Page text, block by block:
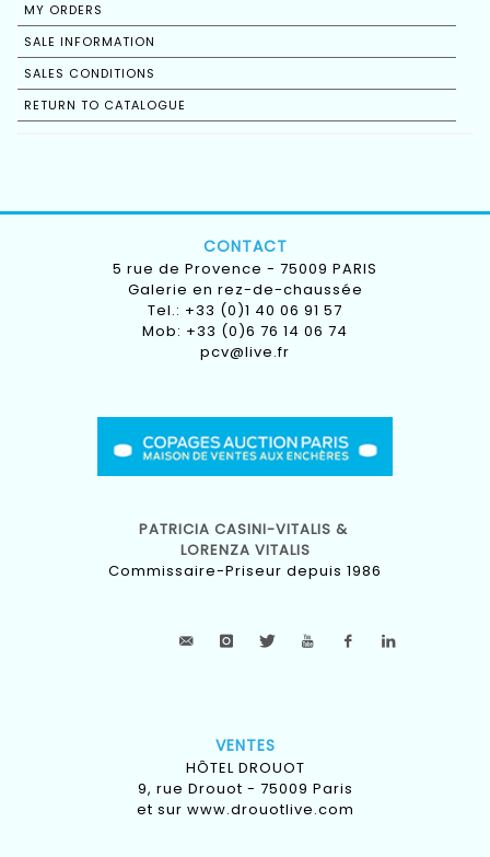
MY ORDERS
SALE INFORMATION
SALES CONDITIONS
RETURN TO CATALOGUE
CONTACT
5 rue de Provence - 75009 PARIS
Galerie en rez-de-chaussée
Tel.: +33 (0)1 40 06 91 57
Mob: +33 (0)6 76 14 06 74
pcv@live.fr
PATRICIA CASINI-VITALIS &
LORENZA VITALIS
Commissaire-Priseur depuis 1986
VENTES
HÔTEL DROUOT
9, rue Drouot - 75009 Paris
et sur www.drouotlive.com